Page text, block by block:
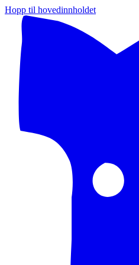
Hopp til hovedinnholdet